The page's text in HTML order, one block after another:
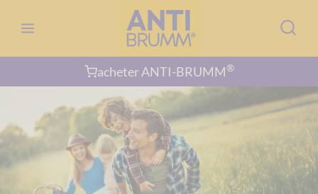
contenu
acheter ANTI-BRUMM®